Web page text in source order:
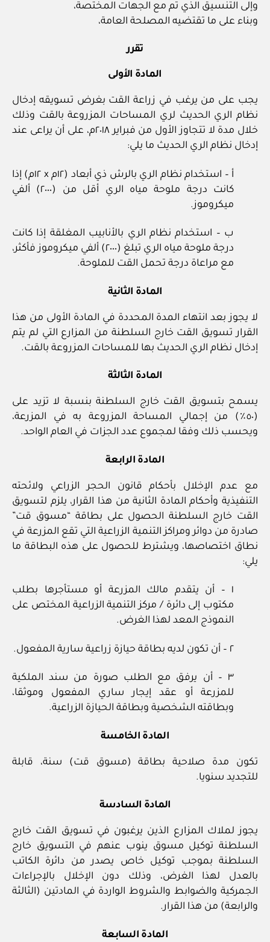
وإلى التنسيق الذي تم مع الجهات المختصة،
وبناء على ما تقتضيه المصلحة العامة،
تقرر
المادة الأولى
يجب على من يرغب في زراعة القت بغرض تسويقه إدخال
نظام الري الحديث لري المساحات المزروعة بالقت وذلك
خلال مدة لا تتجاوز الأول من فبراير ٢٠١٨م، على أن يراعى عند
إدخال نظام الري الحديث ما يلي:
أ – استخدام نظام الري بالرش ذي أبعاد (١٢م x ١٢م) إذا
كانت درجة ملوحة مياه الري أقل من (٢٠٠٠) ألفي
ميكروموز.
ب – استخدام نظام الري بالأنابيب المغلقة إذا كانت
درجة ملوحة مياه الري تبلغ (٢٠٠٠) ألفي ميكروموز فأكثر،
مع مراعاة درجة تحمل القت للملوحة.
المادة الثانية
لا يجوز بعد انتهاء المدة المحددة في المادة الأولى من هذا
القرار تسويق القت خارج السلطنة من المزارع التي لم يتم
إدخال نظام الري الحديث بها للمساحات المزروعة بالقت.
المادة الثالثة
يسمح بتسويق القت خارج السلطنة بنسبة لا تزيد على
(٥٠٪) من إجمالي المساحة المزروعة به في المزرعة،
ويحسب ذلك وفقا لمجموع عدد الجزات في العام الواحد.
المادة الرابعة
مع عدم الإخلال بأحكام قانون الحجر الزراعي ولائحته
التنفيذية وأحكام المادة الثانية من هذا القرار، يلزم لتسويق
القت خارج السلطنة الحصول على بطاقة “مسوق قت”
صادرة من دوائر ومراكز التنمية الزراعية التي تقع المزرعة في
نطاق اختصاصها، ويشترط للحصول على هذه البطاقة ما
يلي:
١ – أن يتقدم مالك المزرعة أو مستأجرها بطلب
مكتوب إلى دائرة / مركز التنمية الزراعية المختص على
النموذج المعد لهذا الغرض.
٢ – أن تكون لديه بطاقة حيازة زراعية سارية المفعول.
٣ – أن يرفق مع الطلب صورة من سند الملكية
للمزرعة أو عقد إيجار ساري المفعول وموثقا،
وبطاقته الشخصية وبطاقة الحيازة الزراعية.
المادة الخامسة
تكون مدة صلاحية بطاقة (مسوق قت) سنة، قابلة
للتجديد سنويا.
المادة السادسة
يجوز لملاك المزارع الذين يرغبون في تسويق القت خارج
السلطنة توكيل مسوق ينوب عنهم في التسويق خارج
السلطنة بموجب توكيل خاص يصدر من دائرة الكاتب
بالعدل لهذا الغرض، وذلك دون الإخلال بالإجراءات
الجمركية والضوابط والشروط الواردة في المادتين (الثالثة
والرابعة) من هذا القرار.
المادة السابعة